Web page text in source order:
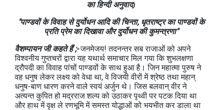
का हिन्दी अनुवाद)
"पाण्‍डवों के विवाह से दुर्योधन आदि की चिन्‍ता, धृतराष्‍ट्र का पाण्‍डवों के
प्रति प्रेम का दिखावा और दुर्योधन की कुमन्‍त्रणा"
वैशम्‍पायन जी कहते हैं ;-जनमेजय! तदनन्‍तर सब राजाओं को अपने
विश्‍वनीय गुप्‍तचरों द्वारा यह यथार्थ समाचार मिल गया कि शुभलक्षणा
द्रौपदी का विवाह पांचों पाण्‍डवों के साथ हुआ है। जिन महात्‍मा पुरुष ने
वह धनुष लेकर लक्ष्‍य को वेधा था, वे विजयी वीरों में श्रेष्‍ठ तथा महान्
धनुष-बाण धारण करने वाले स्‍वयं अर्जुन थे। जिस बलवान् वीर ने
अत्‍यन्‍त कुपित हो मद्रराज शल्‍य को उठाकर पृथ्‍वी पर पटक दिया था
और हाथ में वृक्ष ले रणभूमि में समस्‍त योद्धाओं को भयभीत कर डाला था